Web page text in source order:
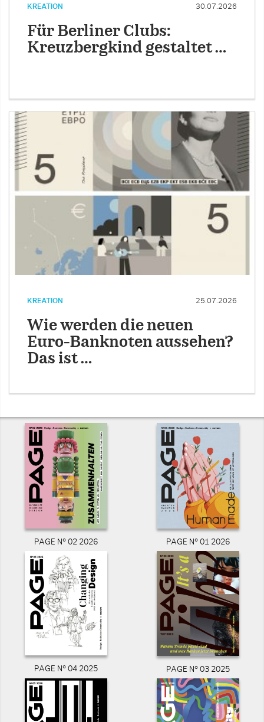
KREATION 30.07.2026
Für Berliner Clubs:
Kreuzbergkind gestaltet …
KREATION 25.07.2026
Wie werden die neuen
Euro-Banknoten aussehen?
Das ist …
PAGE N° 02 2026 PAGE N° 01 2026
PAGE N° 04 2025 PAGE N° 03 2025